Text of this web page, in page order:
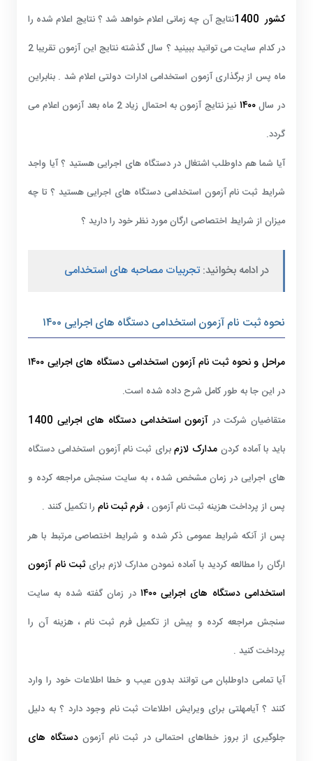
کشور
نتایج آن چه زمانی اعلام خواهد شد ؟ نتایج اعلام شده را
در کدام سایت می توانید ببینید ؟ سال گذشته نتایج این آزمون تقریبا 2
ماه پس از برگذاری آزمون استخدامی ادارات دولتی اعلام شد . بنابراین
در سال۱۴۰۰
نیز نتایج آزمون به احتمال زیاد 2 ماه بعد آزمون اعلام می
گردد.
آیا شما هم داوطلب اشتغال در دستگاه های اجرایی هستید ؟ آیا واجد
شرایط ثبت نام آزمون استخدامی دستگاه های اجرایی هستید ؟ تا چه
میزان از شرایط اختصاصی ارگان مورد نظر خود را دارید ؟
در ادامه بخوانید: تجربیات مصاحبه های استخدامی
نحوه ثبت نام آزمون استخدامی دستگاه های اجرایی ۱۴۰۰
مراحل و نحوه ثبت نام آزمون استخدامی دستگاه های اجرایی ۱۴۰۰
در این جا به طور کامل شرح داده شده است.
متقاضیان شرکت در آزمون استخدامی دستگاه های اجرایی 1400
باید با آماده کردن مدارک لازمبرای ثبت نام آزمون استخدامی دستگاه
های اجرایی در زمان مشخص شده ، به سایت سنجش مراجعه کرده و
پس از پرداخت هزینه ثبت نام آزمون ، فرم ثبت نام را تکمیل کنند .
پس از آنکه شرایط عمومی ذکر شده و شرایط اختصاصی مرتبط با هر
ارگان را مطالعه کردید با آماده نمودن مدارک لازم برایثبت نام آزمون
استخدامی دستگاه های اجرایی ۱۴۰۰ در زمان گفته شده به سایت
سنجش مراجعه کرده و پیش از تکمیل فرم ثبت نام ، هزینه آن را
پرداخت کنید .
آیا تمامی داوطلبان می توانند بدون عیب و خطا اطلاعات خود را وارد
کنند ؟ آیامهلتی برای ویرایش اطلاعات ثبت نام وجود دارد ؟ به دلیل
جلوگیری از بروز خطاهای احتمالی در ثبت نام آزموندستگاه های